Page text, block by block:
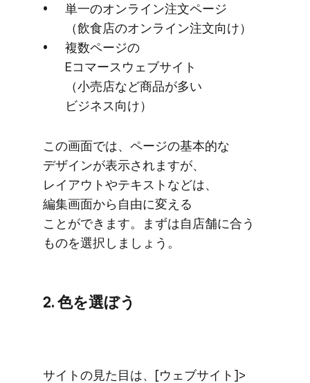
単一の​オンライン注文ページ​
（飲食店の​オンライン注文向け）
複数ページの​
Eコマースウェブサイト​
（小売店など​商品が​多い​
ビジネス向け）
この​画面では、​ページの​基本的な​
デザインが​表示されますが、​
レイアウトや​テキストなどは、​
編集画面から​自由に​変える​
ことができます。​まずは​自店舗に​合う​
ものを​選択しましょう。
2. 色を​選ぼう
サイトの​見た​目は、​[ウェブサイト]>